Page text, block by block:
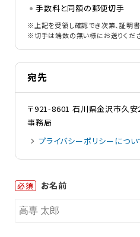
手数料と同額の郵便切手
※上記を受領し確認でき次第、証明書
※切手は端数の無い様にお送りくださ
宛先
〒921-8601 石川県金沢市久
事務局
プライバシーポリシーについ
必須 お名前